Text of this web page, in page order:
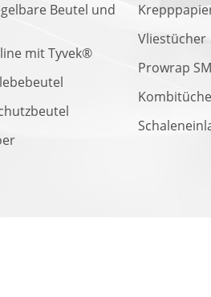
Beutel und
mit Tyvek®
Vliestücher
Prowrap